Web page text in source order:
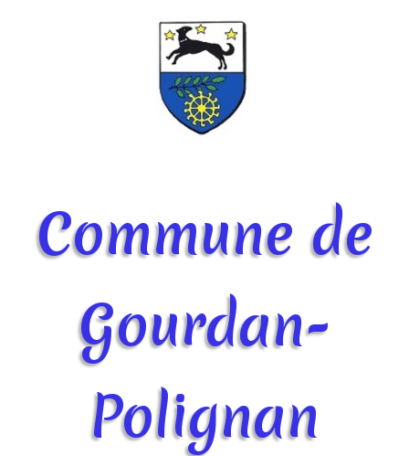
Commune de
Gourdan-
Polignan